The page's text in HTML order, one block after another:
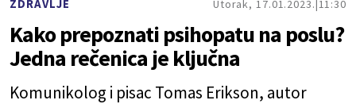
ZDRAVLJE Utorak, 17.01.2023. 11:30
Kako prepoznati psihopatu na poslu?
Jedna rečenica je ključna
Komunikolog i pisac Tomas Erikson, autor